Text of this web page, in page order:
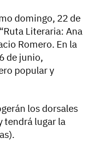
domingo, 22 de
Literaria: Ana
Romero. En la
de junio,
popular y
los dorsales
tendrá lugar la